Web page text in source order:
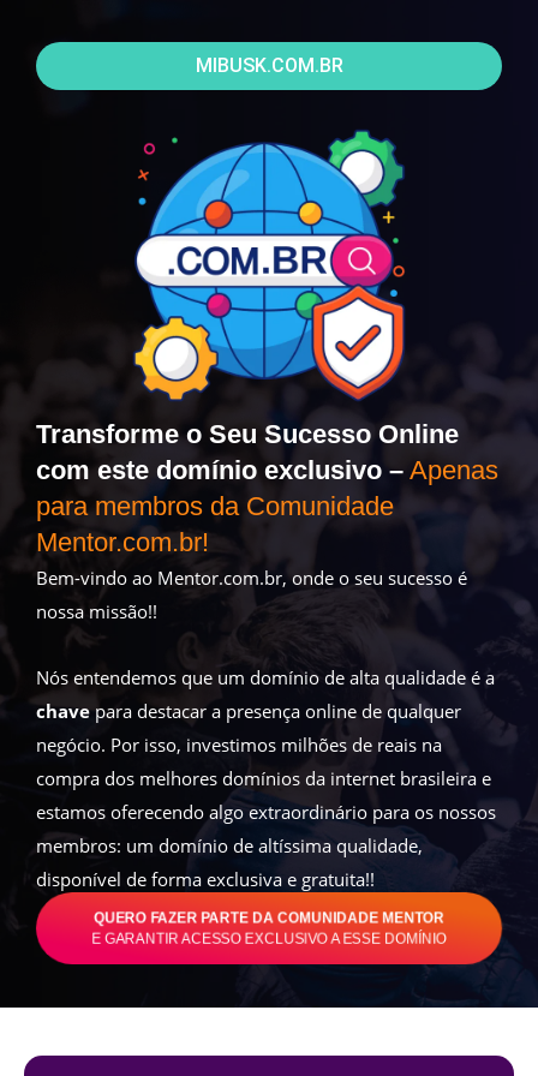
MIBUSK.COM.BR
Transforme o Seu Sucesso Online
com este domínio exclusivo – Apenas
para membros da Comunidade
Mentor.com.br!
Bem-vindo ao Mentor.com.br, onde o seu sucesso é
nossa missão!!
Nós entendemos que um domínio de alta qualidade é a
chavepara destacar a presença online de qualquer
negócio. Por isso, investimos milhões de reais na
compra dos melhores domínios da internet brasileira e
estamos oferecendo algo extraordinário para os nossos
membros: um domínio de altíssima qualidade,
disponível de forma exclusiva e gratuita!!
QUERO FAZER PARTE DA COMUNIDADE MENTOR
E GARANTIR ACESSO EXCLUSIVO A ESSE DOMÍNIO